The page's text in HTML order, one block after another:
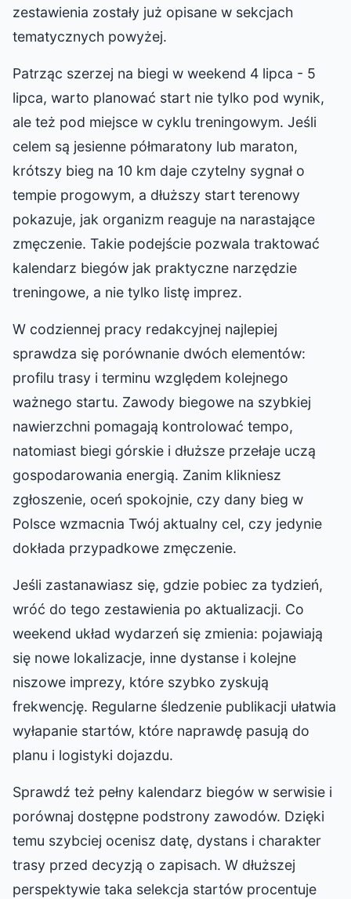
zestawienia zostały już opisane w sekcjach
tematycznych powyżej.
Patrząc szerzej na biegi w weekend 4 lipca - 5
lipca, warto planować start nie tylko pod wynik,
ale też pod miejsce w cyklu treningowym. Jeśli
celem są jesienne półmaratony lub maraton,
krótszy bieg na 10 km daje czytelny sygnał o
tempie progowym, a dłuższy start terenowy
pokazuje, jak organizm reaguje na narastające
zmęczenie. Takie podejście pozwala traktować
kalendarz biegów jak praktyczne narzędzie
treningowe, a nie tylko listę imprez.
W codziennej pracy redakcyjnej najlepiej
sprawdza się porównanie dwóch elementów:
profilu trasy i terminu względem kolejnego
ważnego startu. Zawody biegowe na szybkiej
nawierzchni pomagają kontrolować tempo,
natomiast biegi górskie i dłuższe przełaje uczą
gospodarowania energią. Zanim klikniesz
zgłoszenie, oceń spokojnie, czy dany bieg w
Polsce wzmacnia Twój aktualny cel, czy jedynie
dokłada przypadkowe zmęczenie.
Jeśli zastanawiasz się, gdzie pobiec za tydzień,
wróć do tego zestawienia po aktualizacji. Co
weekend układ wydarzeń się zmienia: pojawiają
się nowe lokalizacje, inne dystanse i kolejne
niszowe imprezy, które szybko zyskują
frekwencję. Regularne śledzenie publikacji ułatwia
wyłapanie startów, które naprawdę pasują do
planu i logistyki dojazdu.
Sprawdź też pełny kalendarz biegów w serwisie i
porównaj dostępne podstrony zawodów. Dzięki
temu szybciej ocenisz datę, dystans i charakter
trasy przed decyzją o zapisach. W dłuższej
perspektywie taka selekcja startów procentuje